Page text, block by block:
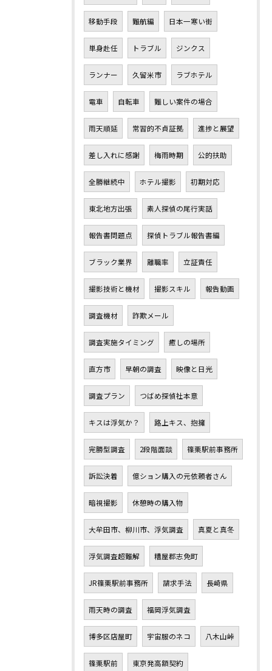
移動手段 難航編 日本一寒い街
単身赴任 トラブル ジンクス
ランナー 久留米市 ラブホテル
電車 自転車 難しい案件の場合
雨天順延 常習的不貞証拠 進捗と展望
差し入れに感謝 梅雨時期 公的扶助
全勝継続中 ホテル撮影 初期対応
東北地方出張 素人探偵の尾行実話
報告書問題点 探偵トラブル報告書編
ブラック業界 離職率 立証責任
撮影技術と機材 撮影スキル 報告動画
調査機材 詐欺メール
調査実施タイミング 癒しの場所
直方市 早朝の調査 映像と日光
調査プラン つばめ探偵社本意
キスは浮気か？ 路上キス、抱擁
完勝型調査 2段階面談 篠栗駅前事務所
訴訟決着 億ション購入の元依頼者さん
暗視撮影 休憩時の購入物
大牟田市、柳川市、浮気調査 真夏と真冬
浮気調査超難解 糟屋郡志免町
JR篠栗駅前事務所 請求手法 長崎県
雨天時の調査 福岡浮気調査
博多区店屋町 宇宙服のネコ 八木山峠
篠栗駅前 東京発高額契約